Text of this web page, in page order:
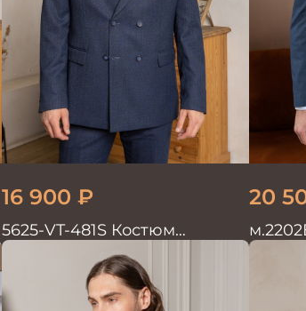
16 900 ₽
5625-VT-481S Костюм
мужской двойка
20